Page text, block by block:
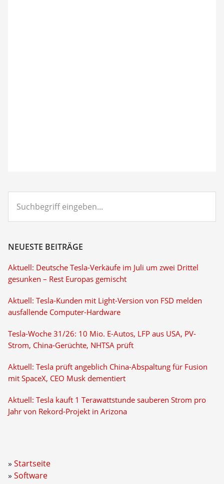
eingeben...
NEUESTE BEITRÄGE
Aktuell: Deutsche Tesla-Verkäufe im Juli um zwei Drittel
gesunken – Rest Europas gemischt
Aktuell: Tesla-Kunden mit Light-Version von FSD melden
ausfallende Computer-Hardware
Tesla-Woche 31/26: 10 Mio. E-Autos, LFP aus USA, PV-
Strom, China-Gerüchte, NHTSA prüft
Aktuell: Tesla prüft angeblich China-Abspaltung für Fusion
mit SpaceX, CEO Musk dementiert
Aktuell: Tesla kauft 1 Terawattstunde sauberen Strom pro
Jahr von Rekord-Projekt in Arizona
Startseite
Software